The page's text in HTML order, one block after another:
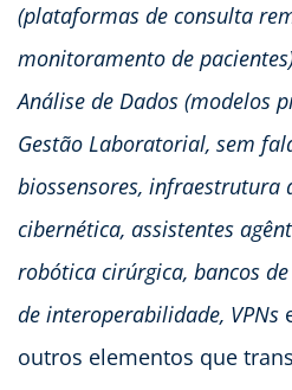
(plataformas de consulta
monitoramento de
Análise de Dados (modelos
Gestão Laboratorial, sem
biossensores, infraestrutura
cibernética, assistentes
robótica cirúrgica, bancos
de interoperabilidade, VPNs
outros elementos que